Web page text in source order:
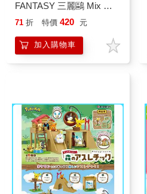
FANTASY 三麗鷗 Mix 熱
帶櫻桃系列 立體拼圖 盒玩
帕恰狗 美樂蒂 KAITAI
71 折 特價 420 元
加入購物車